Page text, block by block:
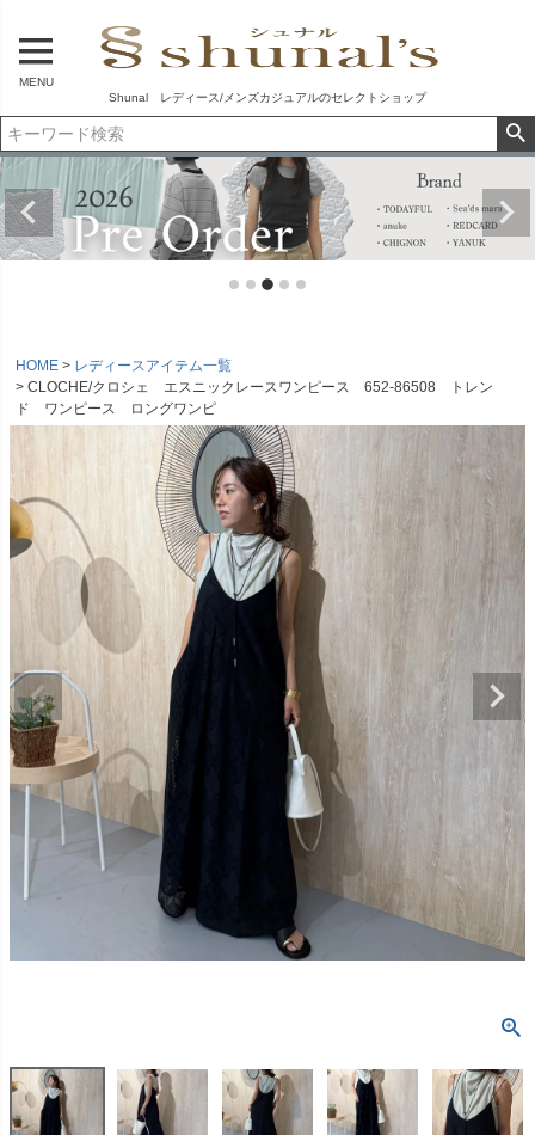
MENU
Shunal レディース/メンズカジュアルのセレクトショップ
HOME
レディースアイテム一覧
CLOCHE/クロシェ エスニックレースワンピース 652-86508 トレン
ド ワンピース ロングワンピ